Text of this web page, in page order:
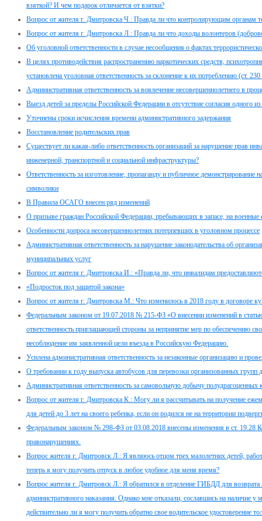
взяткой? И чем подарок отличается от взятки?
Вопрос от жителя г. Дмитровска Ч.: Правда ли что контролирующим органам
Вопрос от жителя г. Дмитровска Л.: Правда ли что доходы волонтеров
Об уголовной ответственности в случае несообщения о фактах
В целях противодействия распространению наркотических средств,
установлена уголовная ответственность за склонение к их потреблению (ст.
Административная ответственность за вовлечение несовершеннолетнего в
Выезд детей за пределы Российской Федерации в отсутствие согласия одного
Уточнены сроки исчисления времени административного задержания
Восстановление родительских прав
Существует ли какая-либо ответственность организаций за нарушение прав
инженерной, транспортной и социальной инфраструктуры?
Ответственность за изготовление, пропаганду и публичное демонстрирование
символики
В Правила ОСАГО внесен ряд изменений
О призыве граждан Российской Федерации, пребывающих в запасе, на военные
Особенности допроса несовершеннолетних потерпевших в уголовном процессе
Административная ответственность за нарушение законодательства об
муниципальных услуг
Вопрос от жителя г. Дмитровска И.: «Правда ли, что инвалидам
«Подросток под защитой закона»
Вопрос от жителя г. Дмитровска М.: Что изменилось в 2018 году в договоре
Федеральным законом от 19.07.2018 № 215-ФЗ «О внесении изменений в
ответственность приглашающей стороны за непринятие мер по обеспечению
несоблюдение им заявленной цели въезда в Российскую Федерацию.
Усилена административная ответственность за незаконные организацию и
О требовании к году выпуска автобусов для перевозки организованных групп
Административная ответственность за самовольную добычу полудрагоценных
Вопрос от жителя г. Дмитровска К.: Могу ли я рассчитывать на получение
для детей до 3 лет на своего ребенка, если он родился не на территории
Федеральным законом № 298-ФЗ от 03.08.2018 внесены изменения в ст. 19.28
правонарушениях.
Вопрос жителя г. Дмитровск Л.: Я являюсь отцом трех малолетних детей,
теперь я могу получить отпуск в любое удобное для меня время?
Вопрос жителя г. Дмитровск Л.: Я обратился в отделение ГИБДД для возврата
административного наказания. Однако мне отказали, сославшись на наличие
действительно ли я могу получить обратно свое водительское удостоверение